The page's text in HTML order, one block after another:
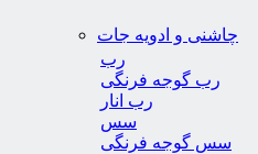
چاشنی و ادویه جات
رب
رب گوجه فرنگی
رب انار
سس
سس گوجه فرنگی